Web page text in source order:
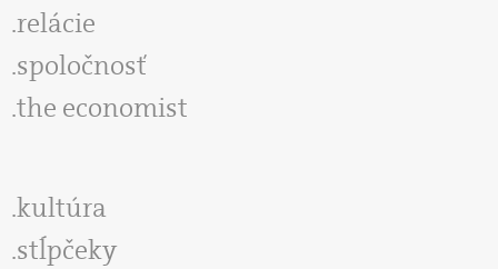
relácie
spoločnosť
the economist
kultúra
stĺpčeky